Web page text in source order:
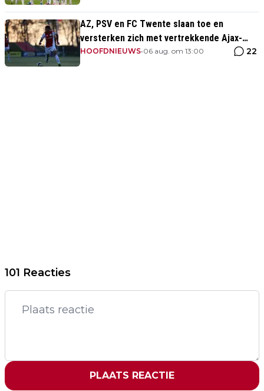
AZ, PSV en FC Twente slaan toe en
versterken zich met vertrekkende Ajax-
talenten
HOOFDNIEUWS•06 aug. om 13:00 22
101 Reacties
PLAATS REACTIE